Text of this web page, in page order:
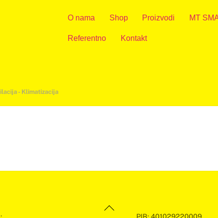
- Klimatizacija
O nama Shop Proizvodi MT
Referentno Kontakt
Back